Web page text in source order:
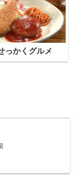
っかくグルメ